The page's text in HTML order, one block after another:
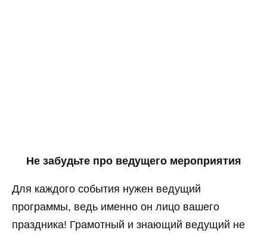
Не забудьте про ведущего мероприятия
Для каждого события нужен ведущий
программы, ведь именно он лицо вашего
праздника! Грамотный и знающий ведущий не